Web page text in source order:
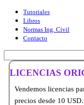
Tutoriales
Libros
Normas Ing. Civil
Contacto
LICENCIAS
Vendemos licencias
precios desde 10 USD.